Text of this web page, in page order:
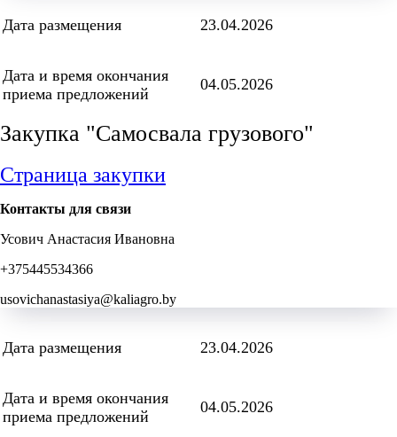
Дата размещения 23.04.2026
Дата и время окончания
приема предложений
04.05.2026
Закупка "Самосвала грузового"
Страница закупки
Контакты для связи
Усович Анастасия Ивановна
+375445534366
usovichanastasiya@kaliagro.by
Дата размещения 23.04.2026
Дата и время окончания
приема предложений
04.05.2026